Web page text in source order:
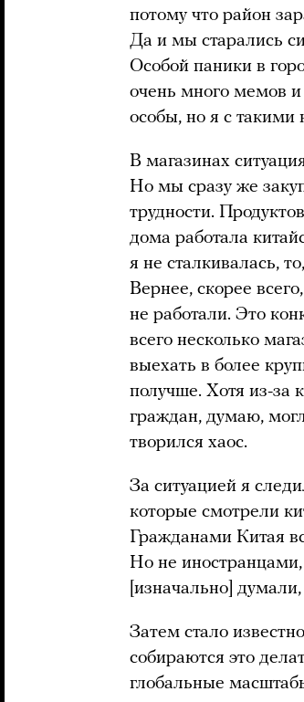
потому что район
Да и мы старались
Особой паники в
очень много мемов
особы, но я с такими
В магазинах
Но мы сразу же
трудности.
дома работала
я не сталкивалась,
Вернее, скорее
не работали. Это
всего несколько
выехать в более
получше. Хотя из-за
граждан, думаю,
творился хаос.
За ситуацией я
которые смотрели
Гражданами Китая
Но не
[изначально]
Затем стало
собираются это
глобальные